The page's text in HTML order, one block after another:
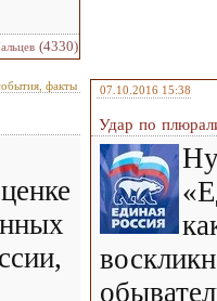
(4330)
факты 07.10.2016 15:38
Удар по